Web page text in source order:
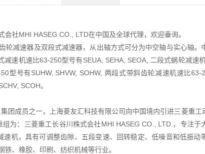
会社MHI HASEG CO., LTD在中国及全球代理，欢迎垂询。
轮减速器及双段式减速器，从出轴方式可分为中空轴与实心轴。
减速机速比63-250型号有SEUA, SEHA, SEOA, 二段式蜗轮减速
型号有SUHW, SHVW, SOHW, 两段式带斜齿轮减速机速比63-
SCOH。
团成员之一，上海菱友汇科技有限公司向中国境内引进三菱重工
为：三菱重工长谷川株式会社MHI HASEG CO., LTD.，专注于
机，具有可调整齿隙、五段变速、回转稳定、低噪音和低振动
、橡胶、印刷、纺织机械等行业。